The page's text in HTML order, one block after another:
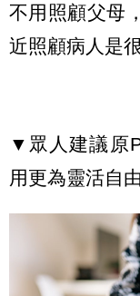
不用照顧父母
近照顧病人是
▼眾人建議原
用更為靈活自